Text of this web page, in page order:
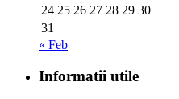
24 25 26 27 28 29 30
31
« Feb
Informatii utile